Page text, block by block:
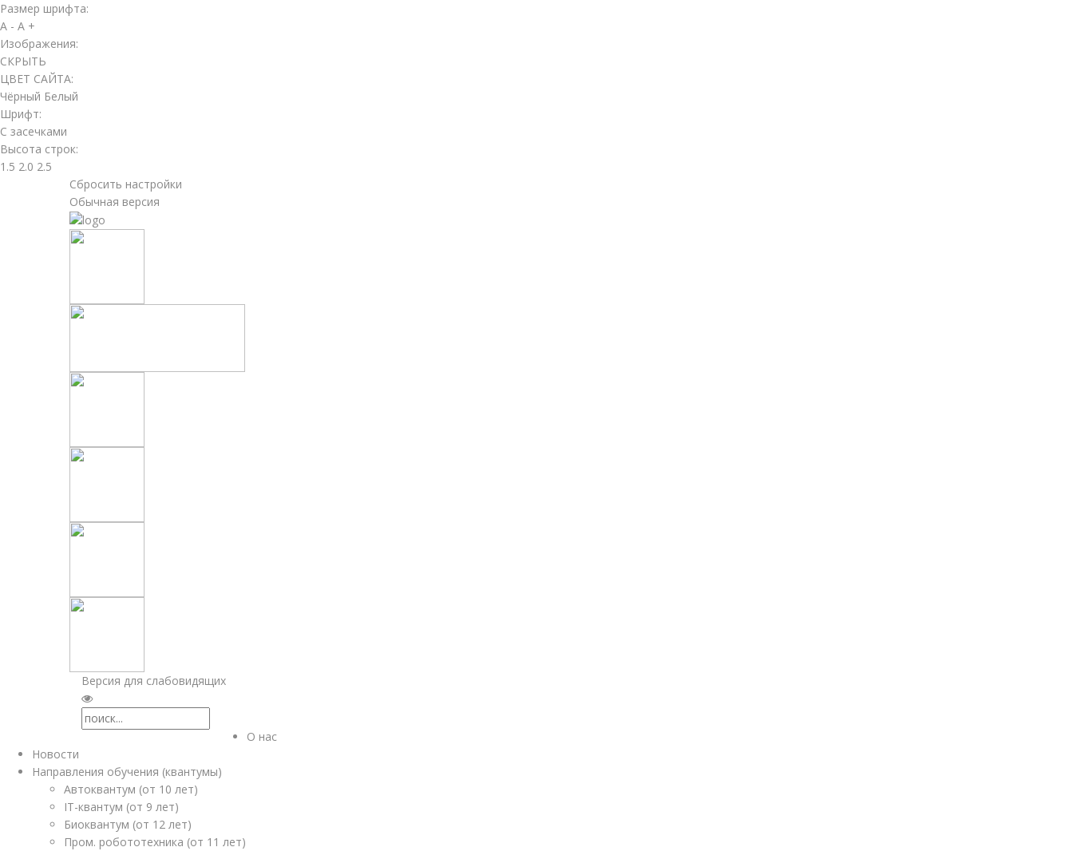
Размер шрифта:
A - A +
Изображения:
СКРЫТЬ
ЦВЕТ САЙТА:
Чёрный Белый
Шрифт:
С засечками
Высота строк:
1.5 2.0 2.5
Сбросить настройки
Обычная версия
Версия для слабовидящих
О нас
Новости
Направления обучения (квантумы)
Автоквантум (от 10 лет)
IT-квантум (от 9 лет)
Биоквантум (от 12 лет)
Пром. робототехника (от 11 лет)